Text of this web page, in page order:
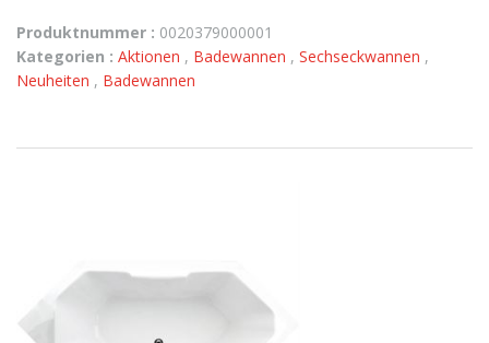
Produktnummer : 0020379000001
Kategorien : Aktionen , Badewannen , Sechseckwannen ,
Neuheiten , Badewannen